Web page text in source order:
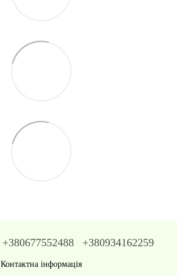
+380677552488 +380934162259
Контактна інформація